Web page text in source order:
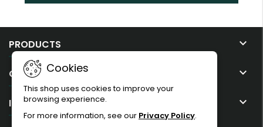
PRODUCTS 
OUR COMPANY 
IHR KONTO 
Cookies
This shop uses cookies to improve your
browsing experience.
For more information, see our Privacy Policy.